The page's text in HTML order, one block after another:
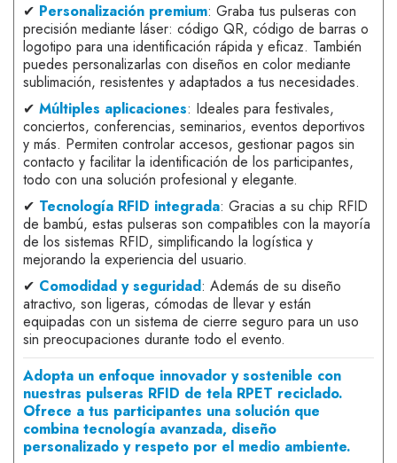
✔ Personalización premium: Graba tus pulseras con
precisión mediante láser: código QR, código de barras o
logotipo para una identificación rápida y eficaz. También
puedes personalizarlas con diseños en color mediante
sublimación, resistentes y adaptados a tus necesidades.
✔ Múltiples aplicaciones: Ideales para festivales,
conciertos, conferencias, seminarios, eventos deportivos
y más. Permiten controlar accesos, gestionar pagos sin
contacto y facilitar la identificación de los participantes,
todo con una solución profesional y elegante.
✔ Tecnología RFID integrada: Gracias a su chip RFID
de bambú, estas pulseras son compatibles con la mayoría
de los sistemas RFID, simplificando la logística y
mejorando la experiencia del usuario.
✔ Comodidad y seguridad: Además de su diseño
atractivo, son ligeras, cómodas de llevar y están
equipadas con un sistema de cierre seguro para un uso
sin preocupaciones durante todo el evento.
Adopta un enfoque innovador y sostenible con
nuestras pulseras RFID de tela RPET reciclado.
Ofrece a tus participantes una solución que
combina tecnología avanzada, diseño
personalizado y respeto por el medio ambiente.